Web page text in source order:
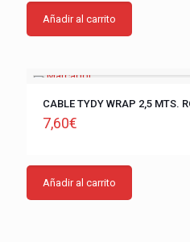
Añadir al carrito
CABLE TYDY WRAP 2,5 MTS.
7,60€
Añadir al carrito